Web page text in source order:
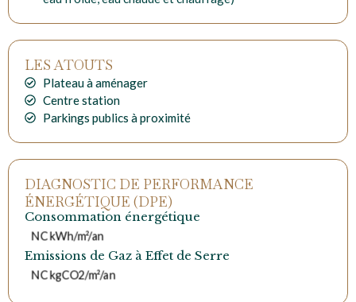
LES ATOUTS
Plateau à aménager
Centre station
Parkings publics à proximité
DIAGNOSTIC DE PERFORMANCE
ÉNERGÉTIQUE (DPE)
Consommation énergétique
NC kWh/m²/an
Emissions de Gaz à Effet de Serre
NC kgCO2/m²/an